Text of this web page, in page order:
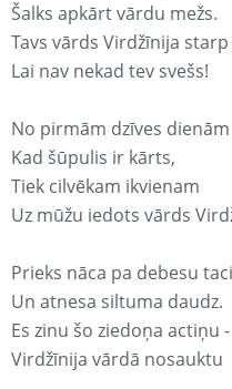
Šalks apkārt vārdu mežs.
Tavs vārds Virdžīnija
Lai nav nekad tev svešs!
No pirmām dzīves dienām
Kad šūpulis ir kārts,
Tiek cilvēkam ikvienam
Uz mūžu iedots vārds
Prieks nāca pa debesu
Un atnesa siltuma daudz.
Es zinu šo ziedoņa actiņu -
Virdžīnija vārdā nosauktu